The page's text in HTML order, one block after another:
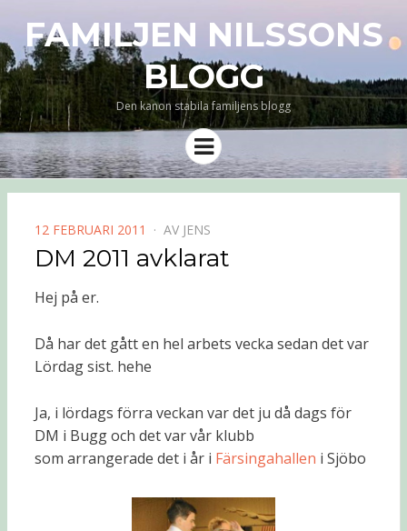
FAMILJEN NILSSONS
BLOGG
Den kanon stabila familjens blogg
Meny
PUBLICERAD
DEN
12 FEBRUARI 2011 AV JENS
DM 2011 avklarat
Hej på er.
Då har det gått en hel arbets vecka sedan det var
Lördag sist. hehe
Ja, i lördags förra veckan var det ju då dags för
DM i Bugg och det var vår klubb
som arrangerade det i år i Färsingahallen i Sjöbo